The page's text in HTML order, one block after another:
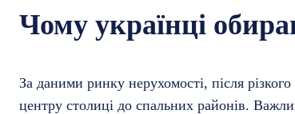
Чому українці
За даними ринку нерухомості, після
центру столиці до спальних районів.